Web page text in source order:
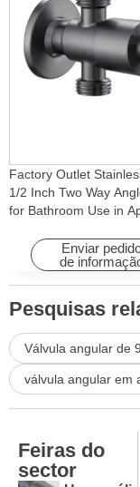
Factory Outlet
1/2 Inch Two Way
for Bathroom Use in
Enviar
de
Pesquisas
Válvula angular de
válvula angular em
Feiras do
sector